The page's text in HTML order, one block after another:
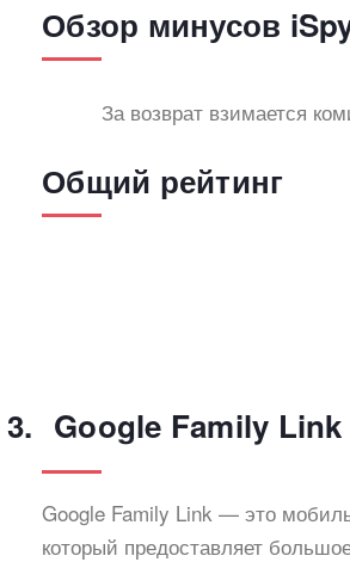
Обзор минусов
За возврат взимается
Общий рейтинг
Google Family Link
Google Family Link — это
который предоставляет